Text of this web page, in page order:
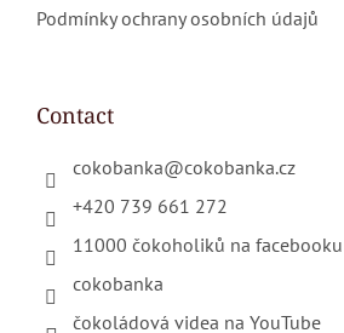
Podmínky ochrany osobních údajů
Contact
cokobanka@cokobanka.cz
+420 739 661 272
11000 čokoholiků na facebooku
cokobanka
čokoládová videa na YouTube